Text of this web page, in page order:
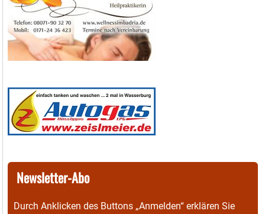
Newsletter-Abo
Durch Anklicken des Buttons „Anmelden“ erklären Sie